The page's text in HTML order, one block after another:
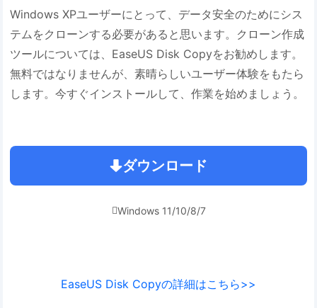
Windows XPユーザーにとって、データ安全のためにシス
テムをクローンする必要があると思います。クローン作成
ツールについては、EaseUS Disk Copyをお勧めします。
無料ではなりませんが、素晴らしいユーザー体験をもたら
します。今すぐインストールして、作業を始めましょう。
ダウンロード
Windows 11/10/8/7
EaseUS Disk Copyの詳細はこちら>>